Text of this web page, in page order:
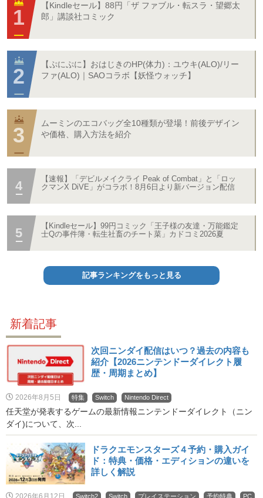
【Kindleセール】88円「ザ ファブル・転スラ・望郷太
郎」講談社コミック
【ぷにぷに】おはじきのHP(体力)：ユウキ(ALO)/リー
ファ(ALO)｜SAOコラボ【妖怪ウォッチ】
ムーミンのエコバッグ全10種類が登場！前後デザイン
や価格、購入方法を紹介
【速報】「デビルメイクライ Peak of Combat」と「ロッ
クマンX DiVE」がコラボ！8月6日より新バージョン配信
【Kindleセール】99円コミック「王子様の友達・万能鑑定
士Qの事件簿・転生社畜のチート菜」カドコミ2026夏
記事ランキングをもっと見る
新着記事
次回ニンダイ配信はいつ？過去の内容も
紹介【2026ニンテンドーダイレクト履
歴・周期まとめ】
2026年8月5日 特集 Switch Nintendo Direct
任天堂が発表するゲームの最新情報ニンテンドーダイレクト（ニン
ダイ)について、次...
ドラクエモンスターズ４予約・購入ガイ
ド：特典・価格・エディションの違いを
詳しく解説
2026年6月12日 Switch2 Switch プレイステーション 予約特典 PC